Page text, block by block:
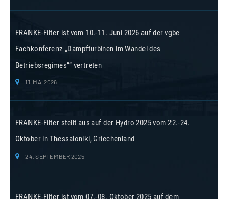
FRANKE-Filter ist vom 10.-11. Juni 2026 auf der vgbe
Fachkonferenz „Dampfturbinen im Wandel des
Betriebsregimes““ vertreten
11. MAI 2026
FRANKE-Filter stellt aus auf der Hydro 2025 vom 22.-24.
Oktober in Thessaloniki, Griechenland
24. SEPTEMBER 2025
FRANKE-Filter ist vom 07.-08. Oktober 2025 auf dem